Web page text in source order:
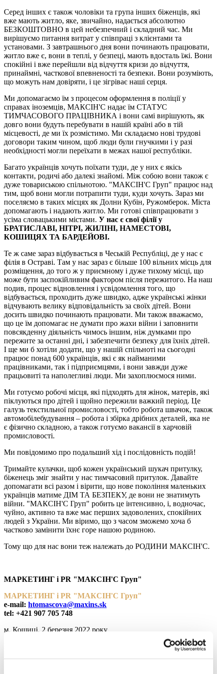
Серед інших є також чоловіки та група інших біженців, які
вже мають житло, яке, звичайно, надається абсолютно
БЕЗКОШТОВНО в цей небезпечний і складний час. Ми
вирішуємо питання витрат у співпраці з клієнтами та
установами. З завтрашнього дня вони починають працювати,
житло вже є, вони в теплі, у безпеці, мають вдосталь їжі. Вони
спокійні і вже перейшли від відчуття кризи до відчуття,
принаймні, часткової впевненості та безпеки. Вони розуміють,
що можуть нам довіряти, і це зігріває наші серця.
Ми допомагаємо їм з процесом оформлення в поліції у
справах іноземців, МАКСІН'С надає їм СТАТУС
ТИМЧАСОВОГО ПРАЦІВНИКА і вони самі вирішують, як
довго вони будуть перебувати в нашій країні або в тій
місцевості, де ми їх розмістимо. Ми складаємо нові трудові
договори таким чином, щоб люди були гнучкими і у разі
необхідності могли переїхати в межах нашої республіки.
Багато українців хочуть поїхати туди, де у них є якісь
контакти, родичі або далекі знайомі. Між собою вони також є
дуже товариською спільнотою. "МАКСІН'С Груп" працює над
тим, щоб вони могли потрапити туди, куди хочуть. Зараз ми
поселяємо в таких місцях як Долни Кубін, Ружомберок. Міста
допомагають і надають житло. Ми готові співпрацювати з
усіма словацькими містами. У нас є свої філії у
БРАТИСЛАВІ, НІТРІ, ЖИЛІНІ, НАМЕСТОВІ,
КОШИЦЯХ ТА БАРДЕЙОВІ.
Те ж саме зараз відбувається в Чеській Республіці, де у нас є
філія в Остраві. Там у нас зараз є більше 100 вільних місць для
розміщення, до того ж у приємному і дуже тихому місці, що
може бути заспокійливим фактором після пережитого. На наш
подив, процес відновлення і усвідомлення того, що
відбувається, проходить дуже швидко, адже українські жінки
відчувають велику відповідальність за своїх дітей. Вони
досить швидко починають працювати. Ми також вважаємо,
що це їм допомагає не думати про жахи війни і заповнити
повсякденну діяльність чимось іншим, ніж думками про
пережите за останні дні, і забезпечити безпеку для їхніх дітей.
І ще ми б хотіли додати, що у нашій спільноті на сьогодні
працює понад 600 українців, які є як найманими
працівниками, так і підприємцями, і вони завжди дуже
працьовиті та наполегливі люди. Ми захоплюємося ними.
Ми готуємо робочі місця, які підходять для жінок, матерів, які
піклуються про дітей і щойно пережили важкий період. Це
галузь текстильної промисловості, тобто робота швачок, також
автомобілебудування – робота і збірка дрібних деталей, яка не
є фізично складною, а також готуємо вакансії в харчовій
промисловості.
Ми повідомимо про подальший хід і послідовність подій!
Тримайте кулачки, щоб кожен український шукач притулку,
біженець зміг знайти у нас тимчасовий притулок. Давайте
допомагати всі разом і вірити, що нове покоління маленьких
українців матиме ДІМ ТА БЕЗПЕКУ, де вони не знатимуть
війни. "МАКСІН'С Груп" робить це інтенсивно, і, водночас,
чуйно, активно та вже має перших задоволених, спокійних
людей з України. Ми віримо, що з часом зможемо хоча б
частково замінити їхнє горе нашою родиною.
Тому що для нас вони теж належать до РОДИНИ МАКСІН'С.
МАРКЕТИНГ і PR "МАКСІН'С Груп"
МАРКЕТИНГ і PR "МАКСІН'С Груп"
e-mail: htomascova@maxins.sk
tel: +421 907 705 748
м. Кошиці, 2 березня 2022 року